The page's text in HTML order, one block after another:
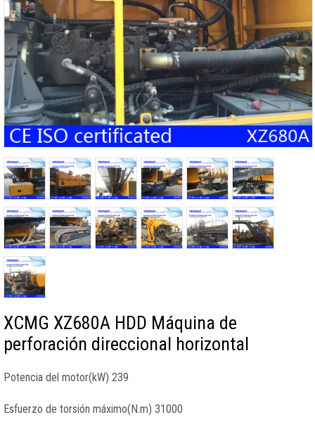
XCMG XZ680A HDD Máquina de
perforación direccional horizontal
Potencia del motor(kW) 239
Esfuerzo de torsión máximo(N.m) 31000